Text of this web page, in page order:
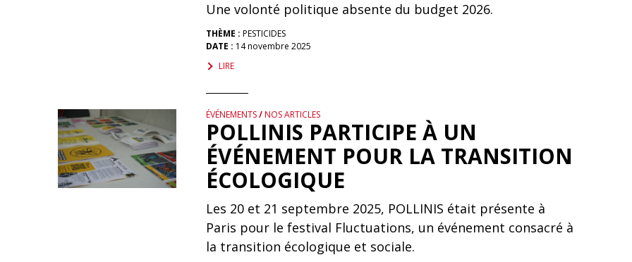
Une volonté politique absente du budget 2026.
THÈME : PESTICIDES
DATE : 14 novembre 2025
LIRE
ÉVÉNEMENTS/NOS ARTICLES
POLLINIS PARTICIPE À UN
ÉVÉNEMENT POUR LA TRANSITION
ÉCOLOGIQUE
Les 20 et 21 septembre 2025, POLLINIS était présente à
Paris pour le festival Fluctuations, un événement consacré à
la transition écologique et sociale.